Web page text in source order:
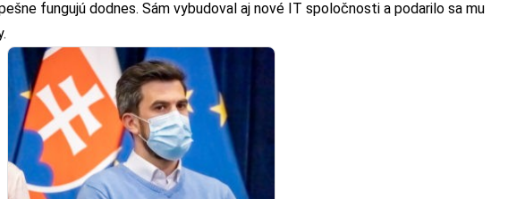
fungujú dodnes. Sám vybudoval aj nové IT spoločnosti a podarilo sa mu